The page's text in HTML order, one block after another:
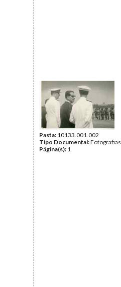
Pasta: 10133.001.002
Tipo Documental:Fotografias
Página(s): 1